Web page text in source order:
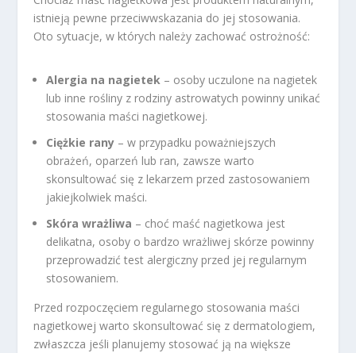
istnieją pewne przeciwwskazania do jej stosowania.
Oto sytuacje, w których należy zachować ostrożność:
Alergia na nagietek – osoby uczulone na nagietek
lub inne rośliny z rodziny astrowatych powinny unikać
stosowania maści nagietkowej.
Ciężkie rany – w przypadku poważniejszych
obrażeń, oparzeń lub ran, zawsze warto
skonsultować się z lekarzem przed zastosowaniem
jakiejkolwiek maści.
Skóra wrażliwa – choć maść nagietkowa jest
delikatna, osoby o bardzo wrażliwej skórze powinny
przeprowadzić test alergiczny przed jej regularnym
stosowaniem.
Przed rozpoczęciem regularnego stosowania maści
nagietkowej warto skonsultować się z dermatologiem,
zwłaszcza jeśli planujemy stosować ją na większe